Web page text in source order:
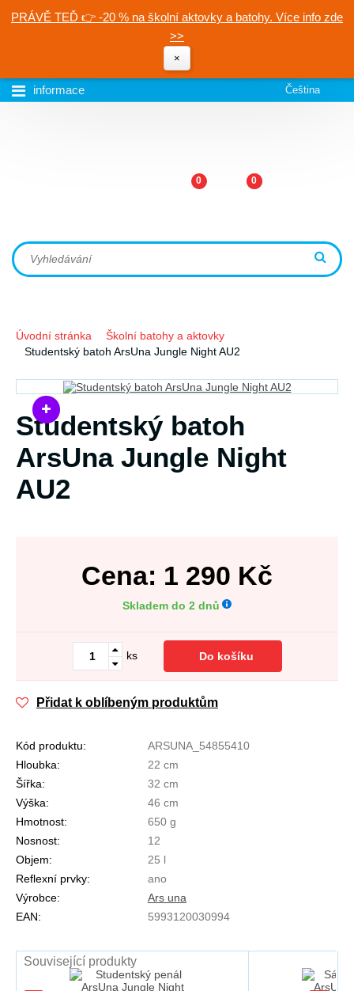
PRÁVĚ TEĎ 👉 -20 % na školní aktovky a batohy. Více info zde
>>
×
informace Čeština
0 0
Úvodní stránka
Školní batohy a aktovky
Studentský batoh ArsUna Jungle Night AU2
Studentský batoh
ArsUna Jungle Night
AU2
Cena: 1 290 Kč
Skladem do 2 dnů
ks Do košíku
Přidat k oblíbeným produktům
Kód produktu:
ARSUNA_54855410
Hloubka:
22 cm
Šířka:
32 cm
Výška:
46 cm
Hmotnost:
650 g
Nosnost:
12
Objem:
25 l
Reflexní prvky:
ano
Výrobce:
Ars una
EAN:
5993120030994
Související produkty